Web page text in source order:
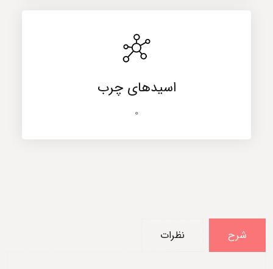
اسیدهای چرب
0
شرح نظرات